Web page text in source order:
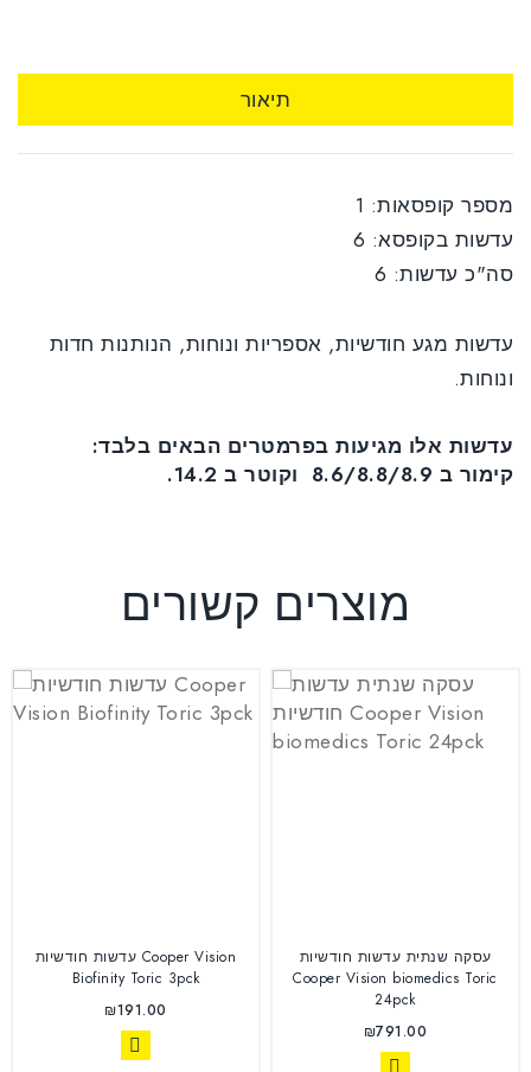
תיאור
מספר קופסאות: 1
עדשות בקופסא: 6
סה"כ עדשות: 6
עדשות מגע חודשיות, אספריות ונוחות, הנותנות חדות
ונוחות.
עדשות אלו מגיעות בפרמטרים הבאים בלבד:
קימור ב 8.6/8.8/8.9 וקוטר ב 14.2.
מוצרים קשורים
עדשות חודשיות Cooper Vision
Biofinity Toric 3pck
₪191.00
עסקה שנתית עדשות חודשיות
Cooper Vision biomedics Toric
24pck
₪791.00